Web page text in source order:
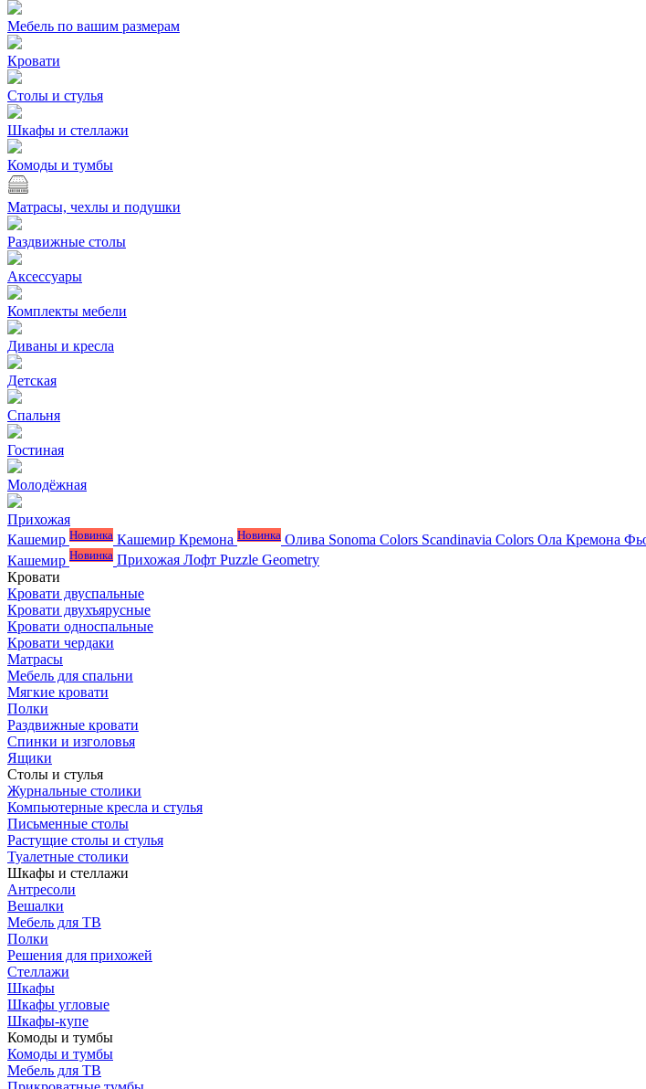
Мебель по вашим размерам
Кровати
Столы и стулья
Шкафы и стеллажи
Комоды и тумбы
Матрасы, чехлы и подушки
Раздвижные столы
Аксессуары
Комплекты мебели
Диваны и кресла
Детская
Спальня
Гостиная
Молодёжная
Прихожая
Кашемир Новинка Кашемир Кремона Новинка Олива Sonoma Colors Scandinavia Colors Ола Кремона
Кашемир Новинка Прихожая Лофт Puzzle Geometry
Кровати
Кровати двуспальные
Кровати двухъярусные
Кровати односпальные
Кровати чердаки
Матрасы
Мебель для спальни
Мягкие кровати
Полки
Раздвижные кровати
Спинки и изголовья
Ящики
Столы и стулья
Журнальные столики
Компьютерные кресла и стулья
Письменные столы
Растущие столы и стулья
Туалетные столики
Шкафы и стеллажи
Антресоли
Вешалки
Мебель для ТВ
Полки
Решения для прихожей
Стеллажи
Шкафы
Шкафы угловые
Шкафы-купе
Комоды и тумбы
Комоды и тумбы
Мебель для ТВ